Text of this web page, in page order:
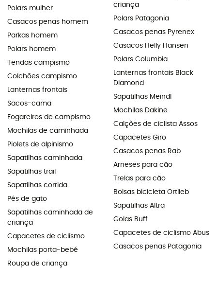
Polars mulher
Casacos penas homem
Parkas homem
Polars homem
Tendas campismo
Colchões campismo
Lanternas frontais
Sacos-cama
Fogareiros de campismo
Mochilas de caminhada
Piolets de alpinismo
Sapatilhas caminhada
Sapatilhas trail
Sapatilhas corrida
Pés de gato
Sapatilhas caminhada de
criança
Capacetes de ciclismo
Mochilas porta-bebé
Roupa de criança
criança
Polars Patagonia
Casacos penas Pyrenex
Casacos Helly Hansen
Polars Columbia
Lanternas frontais Black
Diamond
Sapatilhas Meindl
Mochilas Dakine
Calções de ciclista Assos
Capacetes Giro
Casacos penas Rab
Arneses para cão
Trelas para cão
Bolsas bicicleta Ortlieb
Sapatilhas Altra
Golas Buff
Capacetes de ciclismo Abus
Casacos penas Patagonia